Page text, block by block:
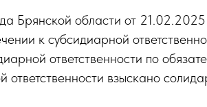
Брянской области от
к субсидиарной
ответственности по
ответственности взыскано